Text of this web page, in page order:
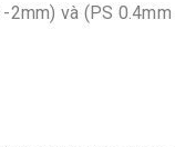
2mm) và (PS